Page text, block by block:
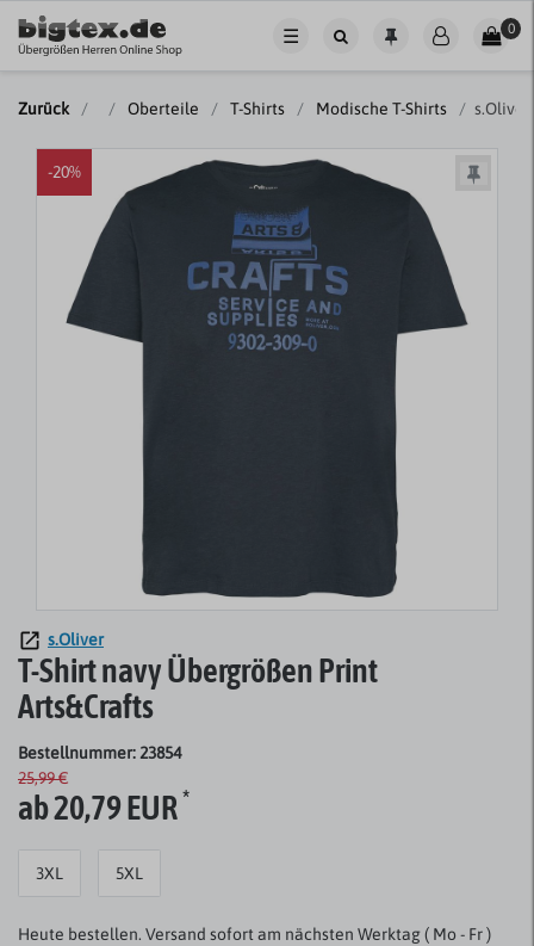
☰ 0
Zurück Oberteile T-Shirts Modische T-Shirts
-20%
s.Oliver
T-Shirt navy Übergrößen Print
Arts&Crafts
Bestellnummer: 23854
25,99 €
ab 20,79 EUR*
3XL 5XL
Heute bestellen. Versand sofort am nächsten Werktag ( Mo - Fr )